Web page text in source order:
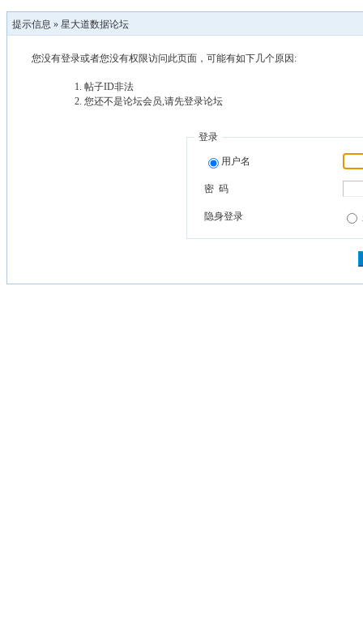
提示信息 » 星大道数据论坛
您没有登录或者您没有权限访问此页面，可能有如下几个原因:
帖子ID非法
您还不是论坛会员,请先登录论坛
登录
用户名
密 码
隐身登录